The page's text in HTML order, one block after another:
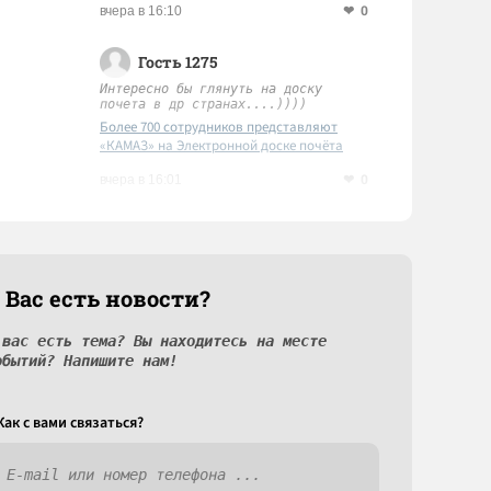
вчера в 16:10 0
Гость 1275
Интересно бы глянуть на доску
почета в др странах....))))
Более 700 сотрудников представляют
«КАМАЗ» на Электронной доске почёта
есть новости?
есть тема? Вы находитесь на месте
Напишите нам!
c вами связаться?